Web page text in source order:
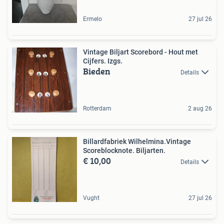
Ermelo 27 jul 26
Vintage Biljart Scorebord - Hout met
Cijfers. Izgs.
Bieden Details
Rotterdam 2 aug 26
Billardfabriek Wilhelmina.Vintage
Scoreblocknote. Biljarten.
€ 10,00 Details
Vught 27 jul 26